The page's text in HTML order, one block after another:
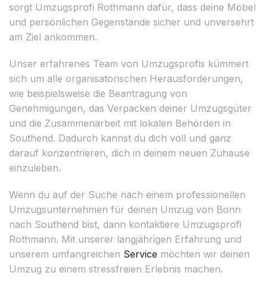
sorgt Umzugsprofi Rothmann dafür, dass deine Möbel
und persönlichen Gegenstände sicher und unversehrt
am Ziel ankommen.
Unser erfahrenes Team von Umzugsprofis kümmert
sich um alle organisatorischen Herausforderungen,
wie beispielsweise die Beantragung von
Genehmigungen, das Verpacken deiner Umzugsgüter
und die Zusammenarbeit mit lokalen Behörden in
Southend. Dadurch kannst du dich voll und ganz
darauf konzentrieren, dich in deinem neuen Zuhause
einzuleben.
Wenn du auf der Suche nach einem professionellen
Umzugsunternehmen für deinen Umzug von Bonn
nach Southend bist, dann kontaktiere Umzugsprofi
Rothmann. Mit unserer langjährigen Erfahrung und
unserem umfangreichen Service möchten wir deinen
Umzug zu einem stressfreien Erlebnis machen.